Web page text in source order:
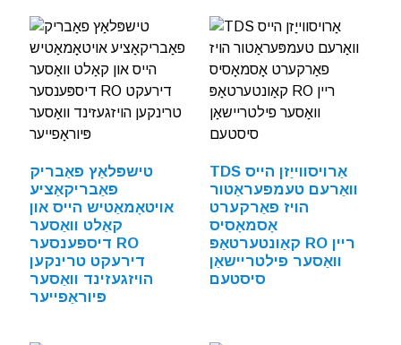
טישפּלאַץ פאַבריק
פאַבריקאַציע
אויטאָמאַטיש הייס און
קאַלט וואַסער
דיספּענסער RO
דירעקט טרינקען
הויזגעזינד וואַסער
פּיוראַפייער
TDS אַרויסווייַזן הייס
וואַרעם טעמפּעראַטור
הויז פאַרקערט
אָסמאָסיס
קאַונטערטאַפּ RO ריין
וואַסער פילטריישאַן
סיסטעם